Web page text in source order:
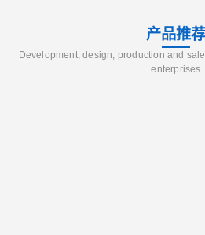
产品推荐
Development, design, production and
enterprises